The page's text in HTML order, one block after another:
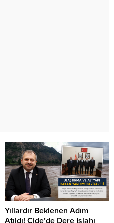
Yıllardır Beklenen Adım
Atıldı! Cide’de Dere Islahı